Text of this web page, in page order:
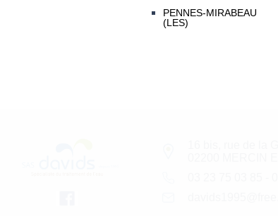
PENNES-MIRABEAU
(LES)